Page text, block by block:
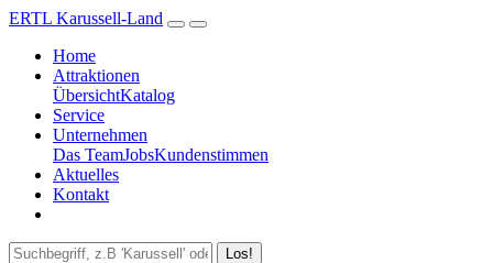
ERTL Karussell-Land
Home
Attraktionen
ÜbersichtKatalog
Service
Unternehmen
Das TeamJobsKundenstimmen
Aktuelles
Kontakt
Los!